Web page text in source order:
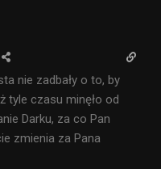
nie zadbały o to, by
tyle czasu minęło od
Darku, za co Pan
zmienia za Pana